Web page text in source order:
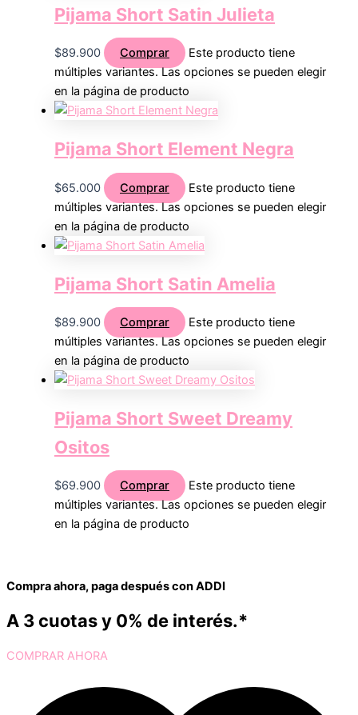
Pijama Short Satin Julieta
$89.900 Comprar
Este producto tiene
múltiples variantes. Las opciones se pueden elegir
en la página de producto
Pijama Short Element Negra
$65.000 Comprar
Este producto tiene
múltiples variantes. Las opciones se pueden elegir
en la página de producto
Pijama Short Satin Amelia
$89.900 Comprar
Este producto tiene
múltiples variantes. Las opciones se pueden elegir
en la página de producto
Pijama Short Sweet Dreamy
Ositos
$69.900 Comprar
Este producto tiene
múltiples variantes. Las opciones se pueden elegir
en la página de producto
Compra ahora, paga después con ADDI
A 3 cuotas y 0% de interés.*
COMPRAR AHORA